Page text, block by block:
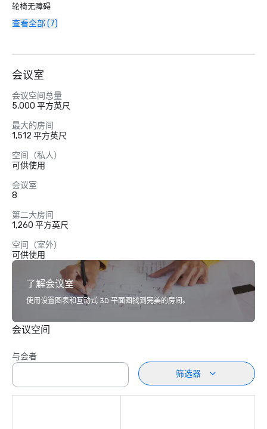
轮椅无障碍
查看全部 (7)
会议室
会议空间总量
5,000 平方英尺
最大的房间
1,512 平方英尺
空间（私人）
可供使用
会议室
8
第二大房间
1,260 平方英尺
空间（室外）
可供使用
了解会议室
使用设置图表和互动式 3D 平面图找到完美的房间。
会议空间
与会者
筛选器